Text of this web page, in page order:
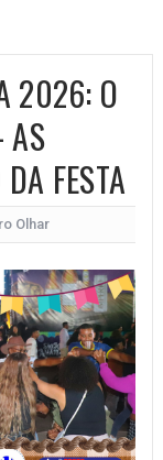
2026: O
AS
FESTA
Olhar